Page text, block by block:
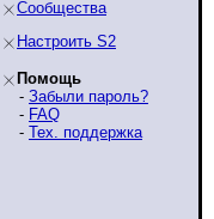
Сообщества
Настроить S2
Помощь
- Забыли пароль?
- FAQ
- Тех. поддержка